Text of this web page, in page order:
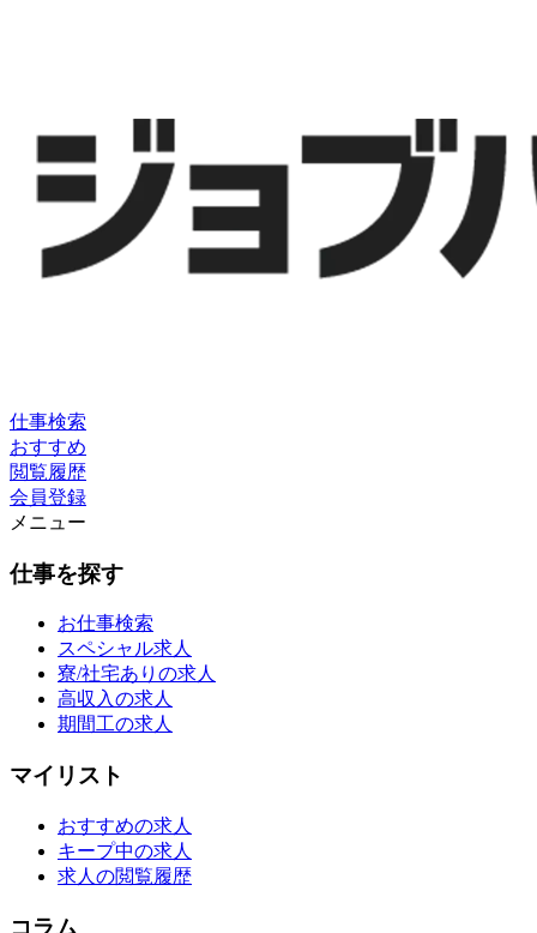
仕事検索
おすすめ
閲覧履歴
会員登録
メニュー
仕事を探す
お仕事検索
スペシャル求人
寮/社宅ありの求人
高収入の求人
期間工の求人
マイリスト
おすすめの求人
キープ中の求人
求人の閲覧履歴
コラム